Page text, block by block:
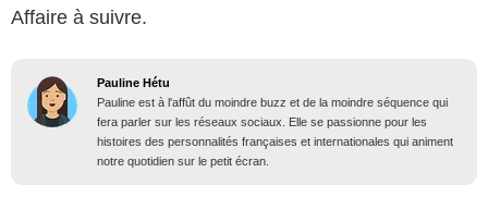
Affaire à suivre.
Pauline Hétu
Pauline est à l'affût du moindre buzz et de la moindre séquence qui
fera parler sur les réseaux sociaux. Elle se passionne pour les
histoires des personnalités françaises et internationales qui animent
notre quotidien sur le petit écran.